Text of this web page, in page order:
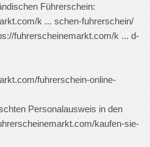
Führerschein:
k ... schen-fuhrerschein/
fuhrerscheinemarkt.com/k ... d-
fuhrerschein-online-
Personalausweis in den
kaufen-sie-